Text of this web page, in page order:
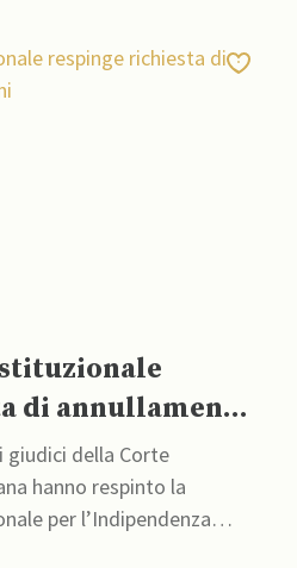
e per questo la
vinta.
di annullamento
giudici della Corte
hanno respinto la
per l’Indipendenza